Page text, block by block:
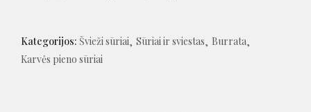
Kategorijos: Švieži sūriai Sūriai ir sviestas
Burrata
Karvės pieno sūriai